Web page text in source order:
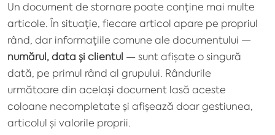
Un document de stornare poate conține mai multe
articole. În situație, fiecare articol apare pe propriul
rând, dar informațiile comune ale documentului —
numărul, data și clientul — sunt afișate o singură
dată, pe primul rând al grupului. Rândurile
următoare din același document lasă aceste
coloane necompletate și afișează doar gestiunea,
articolul și valorile proprii.